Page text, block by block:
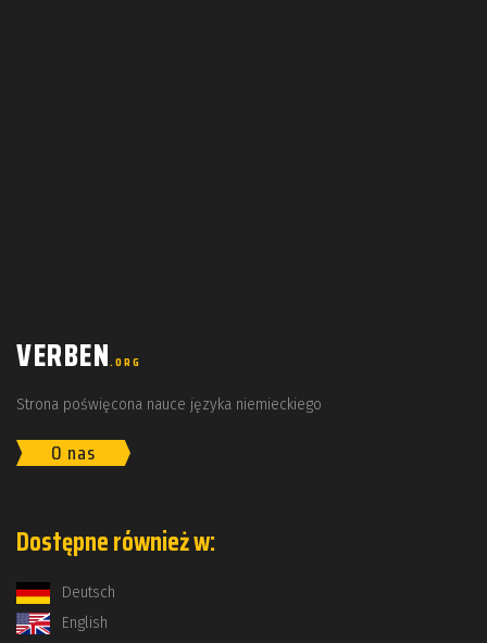
VERBEN.ORG
Strona poświęcona nauce języka niemieckiego
O nas
Dostępne również w:
Deutsch
English